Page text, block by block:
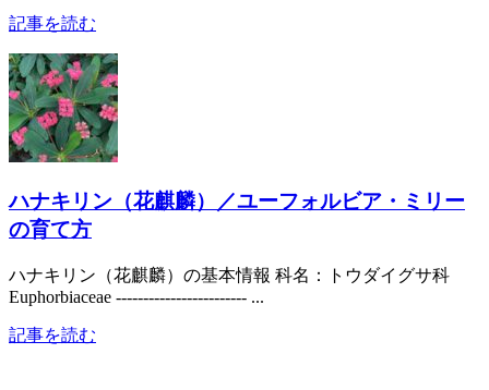
記事を読む
ハナキリン（花麒麟）／ユーフォルビア・ミリー
の育て方
ハナキリン（花麒麟）の基本情報 科名：トウダイグサ科
Euphorbiaceae ------------------------ ...
記事を読む